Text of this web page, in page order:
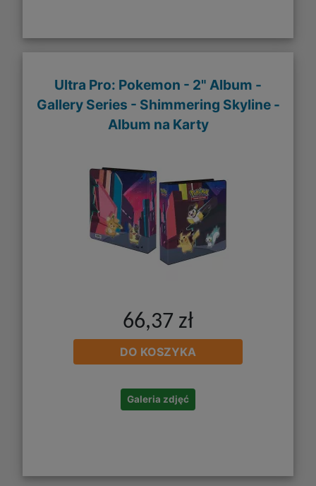
Ultra Pro: Pokemon - 2" Album -
Gallery Series - Shimmering Skyline -
Album na Karty
66,37 zł
DO KOSZYKA
Galeria zdjęć